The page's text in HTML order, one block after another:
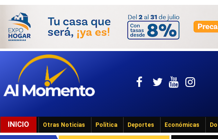
INICIO Otras Noticias Política Deportes Económicas